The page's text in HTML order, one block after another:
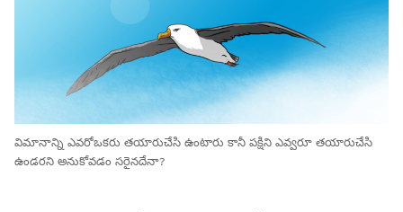
విమానాన్ని ఎవరోఒకరు తయారుచేసి ఉంటారు కానీ పక్షిని ఎవ్వరూ తయారుచేసి
ఉండరని అనుకోవడం సరైనదేనా?